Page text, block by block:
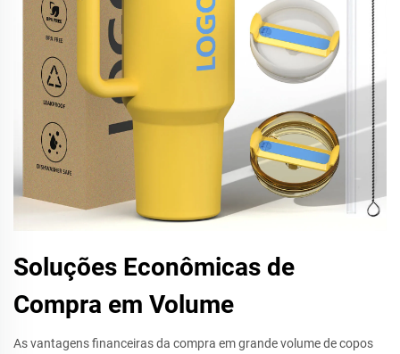
Soluções Econômicas de
Compra em Volume
As vantagens financeiras da compra em grande volume de copos